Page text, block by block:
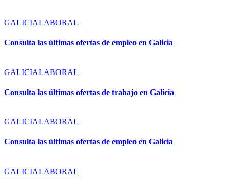
GALICIALABORAL
Consulta las últimas ofertas de empleo en Galicia
GALICIALABORAL
Consulta las últimas ofertas de trabajo en Galicia
GALICIALABORAL
Consulta las últimas ofertas de empleo en Galicia
GALICIALABORAL